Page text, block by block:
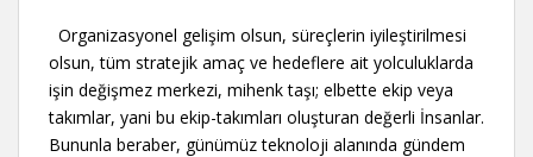
Organizasyonel gelişim olsun, süreçlerin iyileştirilmesi
olsun, tüm stratejik amaç ve hedeflere ait yolculuklarda
işin değişmez merkezi, mihenk taşı; elbette ekip veya
takımlar, yani bu ekip-takımları oluşturan değerli İnsanlar.
Bununla beraber, günümüz teknoloji alanında gündem